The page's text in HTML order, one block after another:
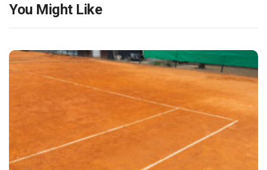
You Might Like